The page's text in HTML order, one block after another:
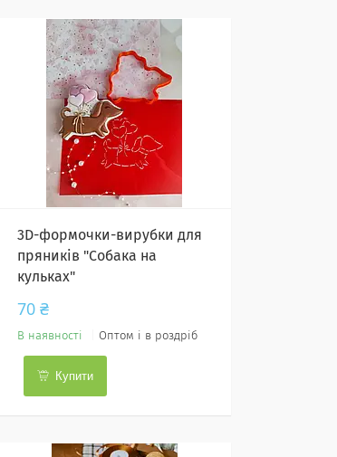
3D-формочки-вирубки для
пряників "Собака на
кульках"
70 ₴
В наявності Оптом і в роздріб
Купити